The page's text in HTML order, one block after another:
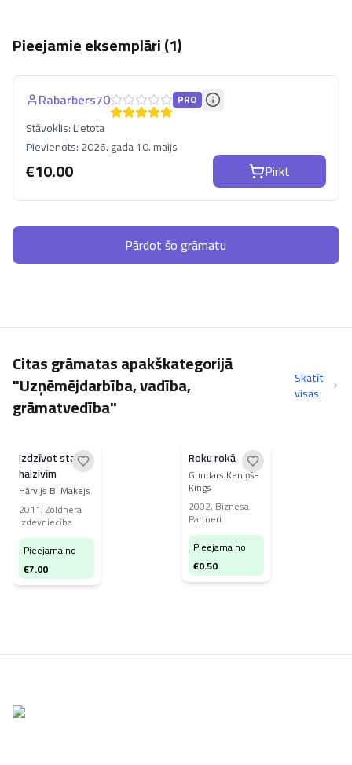
Pieejamie eksemplāri (1)
Rabarbers70 PRO
Stāvoklis:Lietota
Pievienots:2026. gada 10. maijs
€10.00 Pirkt
Pārdot šo grāmatu
Citas grāmatas apakškategorijā
"Uzņēmējdarbība, vadība,
grāmatvedība"
Skatīt
visas
Izdzīvot starp
haizivīm
Hārvijs B. Makejs
2011,Zoldnera
izdevniecība
Pieejama no
€7.00
Roku rokā
Gundars Ķeniņš-
Kings
2002, Biznesa
Partneri
Pieejama no
€0.50